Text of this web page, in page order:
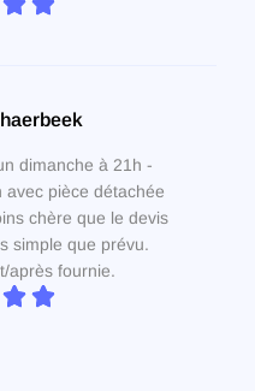
dimanche à 21h -
avec pièce détachée
chère que le devis
simple que prévu.
après fournie.